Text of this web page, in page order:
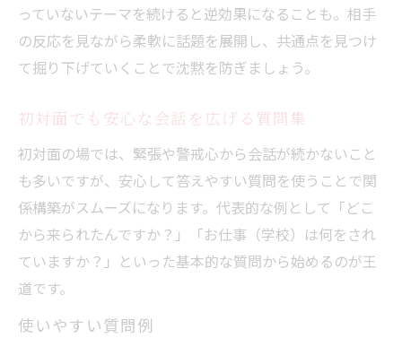
っていないテーマを続けると逆効果になることも。相手
の反応を見ながら柔軟に話題を展開し、共通点を見つけ
て掘り下げていくことで沈黙を防ぎましょう。
初対面でも安心な会話を広げる質問集
初対面の場では、緊張や警戒心から会話が続かないこと
も多いですが、安心して答えやすい質問を使うことで関
係構築がスムーズになります。代表的な例として「どこ
から来られたんですか？」「お仕事（学校）は何をされ
ていますか？」といった基本的な質問から始めるのが王
道です。
使いやすい質問例